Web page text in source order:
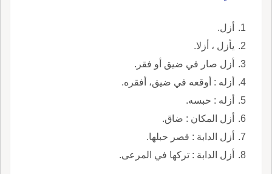
أزل.
يأزل ، أزلا.
أزل صار في ضيق أو فقر.
أزله : أوقعه في ضيق، أفقره.
أزله : حبسه.
أزل المكان : ضاق.
أزل الدابة : قصر حبلها.
أزل الدابة : تركها في المرعى.